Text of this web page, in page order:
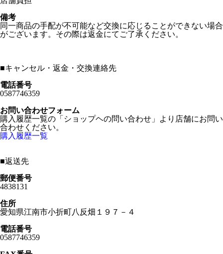
備考
同一商品の手配が不可能など交換に応じることができない場合
がございます。その際は返金にてご了承ください。
■キャンセル・返金・交換連絡先
電話番号
0587746359
お問い合わせフォーム
購入履歴一覧の「ショップヘの問い合わせ」より店舗にお問い
合わせください。
購入履歴一覧
■返送先
郵便番号
4838131
住所
愛知県江南市小折町八反畑１９７－４
電話番号
0587746359